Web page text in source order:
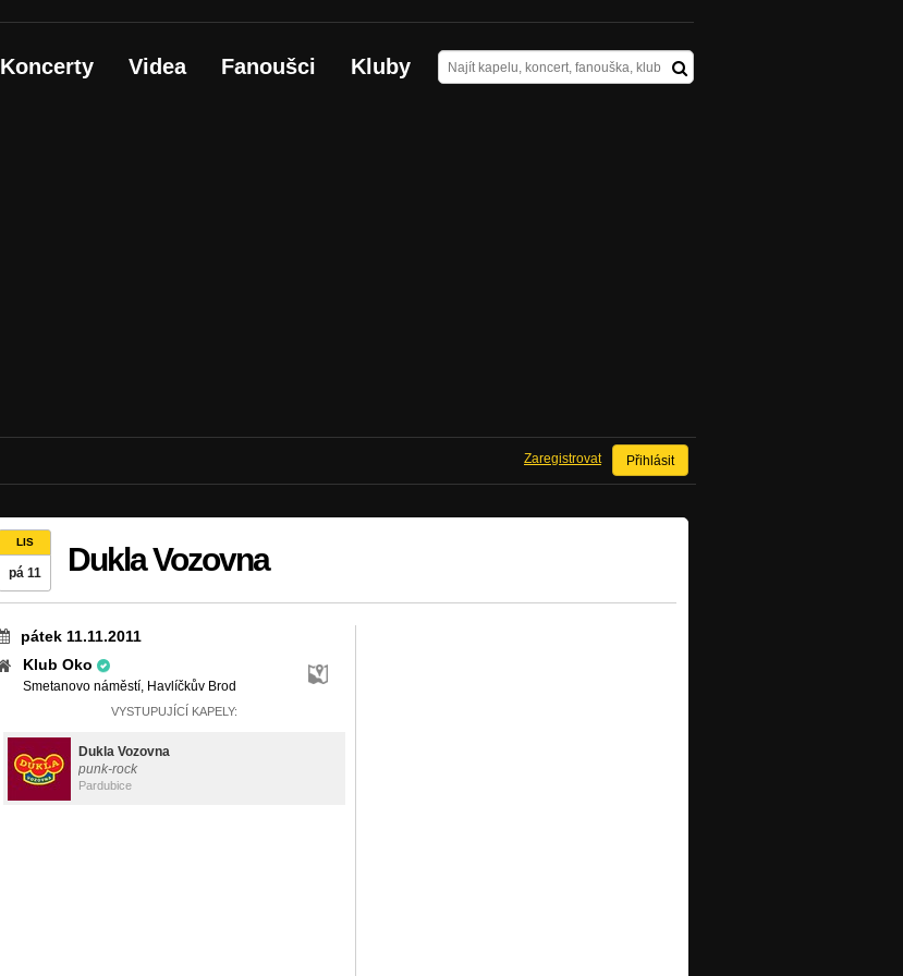
Koncerty Videa Fanoušci Kluby
Přihlásit
Zaregistrovat
LIS
pá 11 Dukla Vozovna
pátek 11.11.2011
Klub Oko
Smetanovo náměstí, Havlíčkův Brod
VYSTUPUJÍCÍ KAPELY:
Dukla Vozovna
punk-rock
Pardubice